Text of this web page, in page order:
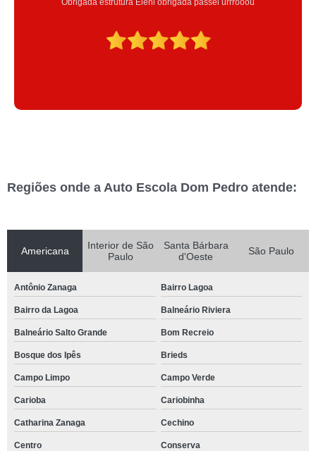
Excelente atendimento , a Instrutora Eleni maravilhosa atenciosa
Regiões onde a Auto Escola Dom Pedro atende:
Americana
Interior de São
Paulo
Santa Bárbara
d'Oeste
São Paulo
Antônio Zanaga Bairro Lagoa
Bairro da Lagoa Balneário Riviera
Balneário Salto Grande Bom Recreio
Bosque dos Ipês Brieds
Campo Limpo Campo Verde
Carioba Cariobinha
Catharina Zanaga Cechino
Centro Conserva